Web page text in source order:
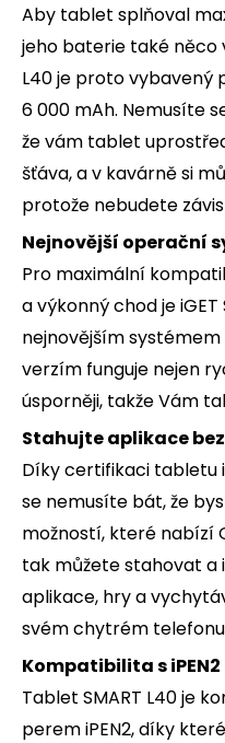
Aby tablet splňoval
jeho baterie také něco
L40 je proto vybavený
6 000 mAh. Nemusíte
že vám tablet
šťáva, a v kavárně si
protože nebudete
Nejnovější operační
Pro maximální
a výkonný chod je iGET
nejnovějším
verzím funguje nejen
úsporněji, takže Vám
Stahujte aplikace
Díky certifikaci tabletu
se nemusíte bát, že
možností, které nabízí
tak můžete stahovat
aplikace, hry a
svém chytrém
Kompatibilita s iPEN2
Tablet SMART L40 je
perem iPEN2, díky